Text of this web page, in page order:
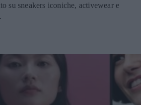
su sneakers iconiche, activewear e